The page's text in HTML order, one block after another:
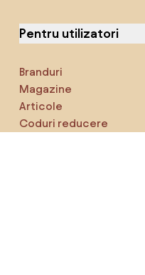
Pentru utilizatori
Branduri
Magazine
Articole
Coduri reducere